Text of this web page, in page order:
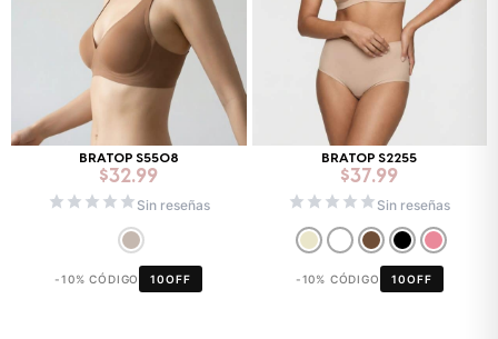
BRATOP S5508
$32.99
Sin reseñas
-10% CÓDIGO 10OFF
BRATOP S2255
$37.99
Sin reseñas
-10% CÓDIGO 10OFF